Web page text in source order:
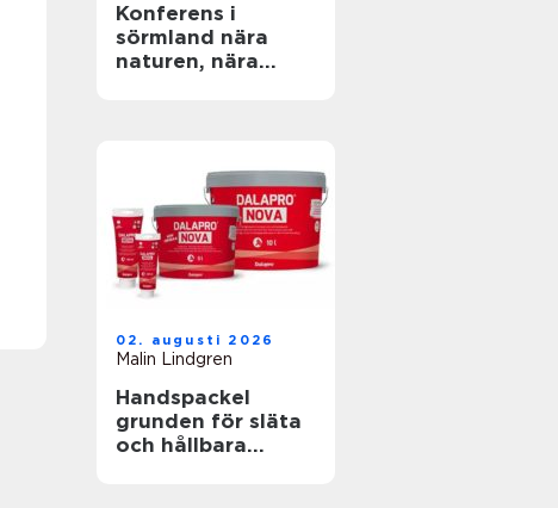
Konferens i
sörmland nära
naturen, nära
02. augusti 2026
Malin Lindgren
Handspackel
grunden för släta
och hållbara